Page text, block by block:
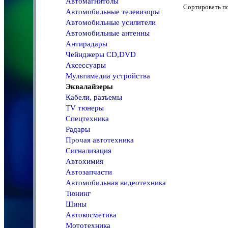
Автомобильные телевизоры
Автомобильные усилители
Автомобильные антенны
Антирадары
Чейнджеры CD,DVD
Аксессуары
Мультимедиа устройства
Эквалайзеры
Кабели, разъемы
TV тюнеры
Спецтехника
Радары
Прочая автотехника
Сигнализация
Автохимия
Автозапчасти
Автомобильная видеотехника
Тюнинг
Шины
Автокосметика
Мототехника
Сортировать